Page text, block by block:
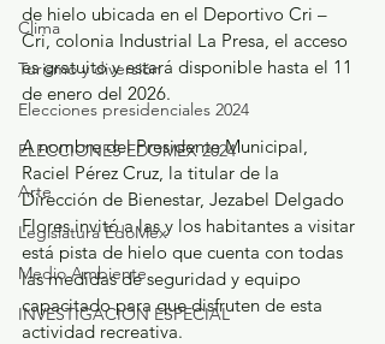
Clima
Turismo y diversión
Elecciones presidenciales 2024
ELECCIONES EDOMEX 2024
Arte
Legislatura EdoMéx
Medio Ambiente
INVESTIGACIÓN ESPECIAL
de hielo ubicada en el Deportivo Cri –
Cri, colonia Industrial La Presa, el acceso
es gratuito y estará disponible hasta el 11
de enero del 2026.
A nombre del Presidente Municipal,
Raciel Pérez Cruz, la titular de la
Dirección de Bienestar, Jezabel Delgado
Flores invitó a las y los habitantes a visitar
está pista de hielo que cuenta con todas
las medidas de seguridad y equipo
capacitado para que disfruten de esta
actividad recreativa.